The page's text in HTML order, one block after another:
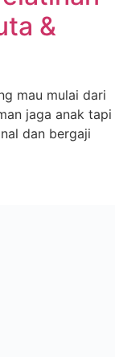
&
mau mulai dari
jaga anak tapi
dan bergaji